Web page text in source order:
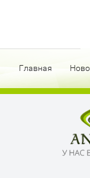
Главная